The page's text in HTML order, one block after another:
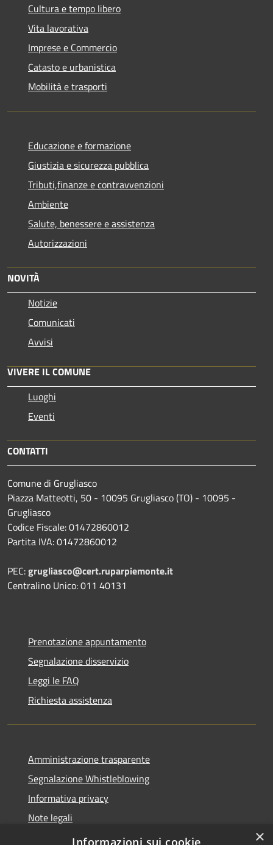
Cultura e tempo libero
Vita lavorativa
Imprese e Commercio
Catasto e urbanistica
Mobilità e trasporti
Educazione e formazione
Giustizia e sicurezza pubblica
Tributi,finanze e contravvenzioni
Ambiente
Salute, benessere e assistenza
Autorizzazioni
NOVITÀ
Notizie
Comunicati
Avvisi
VIVERE IL COMUNE
Luoghi
Eventi
CONTATTI
Comune di Grugliasco
Piazza Matteotti, 50 - 10095 Grugliasco (TO) - 10095 -
Grugliasco
Codice Fiscale: 01472860012
Partita IVA: 01472860012
PEC:grugliasco@cert.ruparpiemonte.it
Centralino Unico: 011 40131
Prenotazione appuntamento
Segnalazione disservizio
Leggi le FAQ
Richiesta assistenza
Amministrazione trasparente
Segnalazione Whistleblowing
Informativa privacy
Note legali
Dichiarazione di accessibilità
×
Informazioni sui cookie